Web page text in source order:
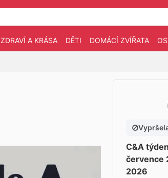
ZDRAVÍ A KRÁSA DĚTI DOMÁCÍ ZVÍŘATA
C&A
července
2026